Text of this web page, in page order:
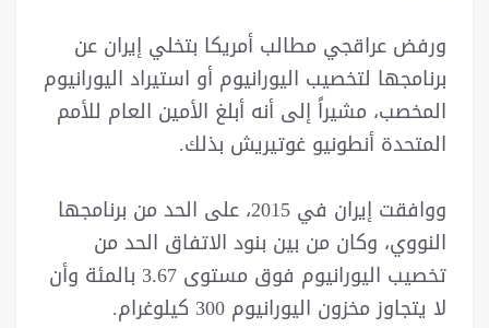
ورفض عراقجي مطالب أمريكا بتخلي إيران عن
برنامجها لتخصيب اليورانيوم أو استيراد اليورانيوم
المخصب، مشيراً إلى أنه أبلغ الأمين العام للأمم
المتحدة أنطونيو غوتيريش بذلك.
ووافقت إيران في 2015، على الحد من برنامجها
النووي، وكان من بين بنود الاتفاق الحد من
تخصيب اليورانيوم فوق مستوى 3.67 بالمئة وأن
لا يتجاوز مخزون اليورانيوم 300 كيلوغرام.